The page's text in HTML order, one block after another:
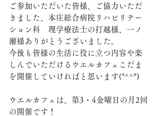
ご参加いただいた皆様、ご協力いただ
きました、本庄総合病院リハビリテー
ション科　理学療法士の打越様、一ノ
瀬様ありがとうございました。
今後も皆様の生活に役に立つ内容や楽
しんでいただけるウエルカフェこだま
を開催していければと思います(*^^*)
ウエルカフェは、第3・4金曜日の月2回
の開催です！